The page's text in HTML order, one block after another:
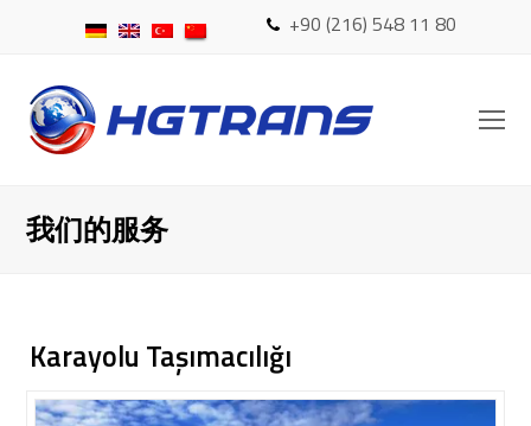
+90 (216) 548 11 80
我们的服务
Karayolu Taşımacılığı